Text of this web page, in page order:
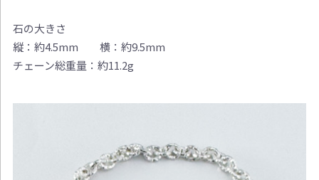
石の大きさ
縦：約4.5mm 横：約9.5mm
チェーン総重量：約11.2g